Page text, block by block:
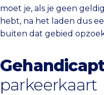
moet je, als je geen
hebt, na het laden dus
buiten dat gebied
parkeerkaart